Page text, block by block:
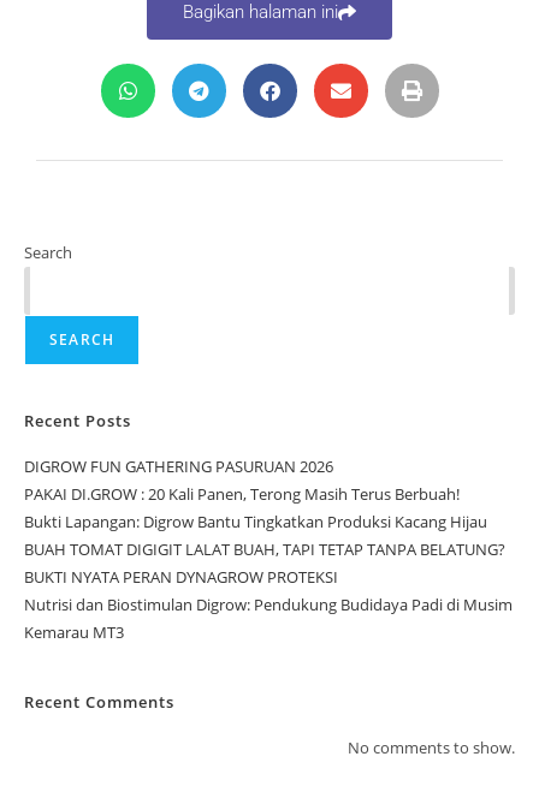
Bagikan halaman ini
Search
SEARCH
Recent Posts
DIGROW FUN GATHERING PASURUAN 2026
PAKAI DI.GROW : 20 Kali Panen, Terong Masih Terus Berbuah!
Bukti Lapangan: Digrow Bantu Tingkatkan Produksi Kacang Hijau
BUAH TOMAT DIGIGIT LALAT BUAH, TAPI TETAP TANPA BELATUNG?
BUKTI NYATA PERAN DYNAGROW PROTEKSI
Nutrisi dan Biostimulan Digrow: Pendukung Budidaya Padi di Musim
Kemarau MT3
Recent Comments
No comments to show.